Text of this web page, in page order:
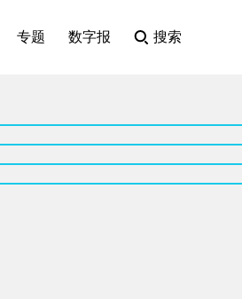
专题 数字报 搜索